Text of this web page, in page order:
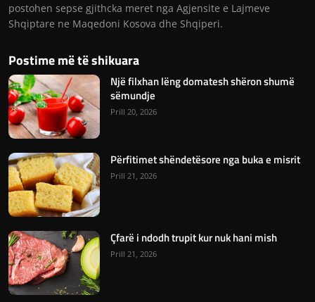
postohen sepse gjithcka meret nga Agjensite e Lajmeve
Shqiptare ne Maqedoni Kosova dhe Shqiperi.
Postime më të shikuara
Një filxhan lëng domatesh shëron shumë
sëmundje
Prill 20, 2026
Përfitimet shëndetësore nga buka e misrit
Prill 21, 2026
Çfarë i ndodh trupit kur nuk hani mish
Prill 21, 2026